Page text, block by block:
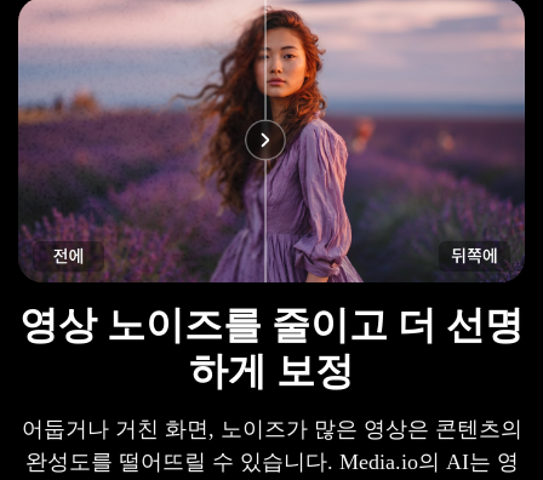
영상 노이즈를 줄이고 더 선명
하게 보정
어둡거나 거친 화면, 노이즈가 많은 영상은 콘텐츠의
완성도를 떨어뜨릴 수 있습니다. Media.io의 AI는 영